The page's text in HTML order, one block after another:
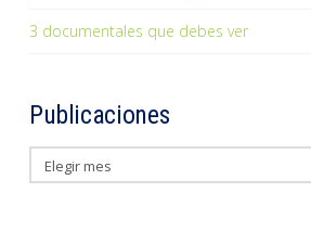
3 documentales que debes ver
Publicaciones
Publicaciones